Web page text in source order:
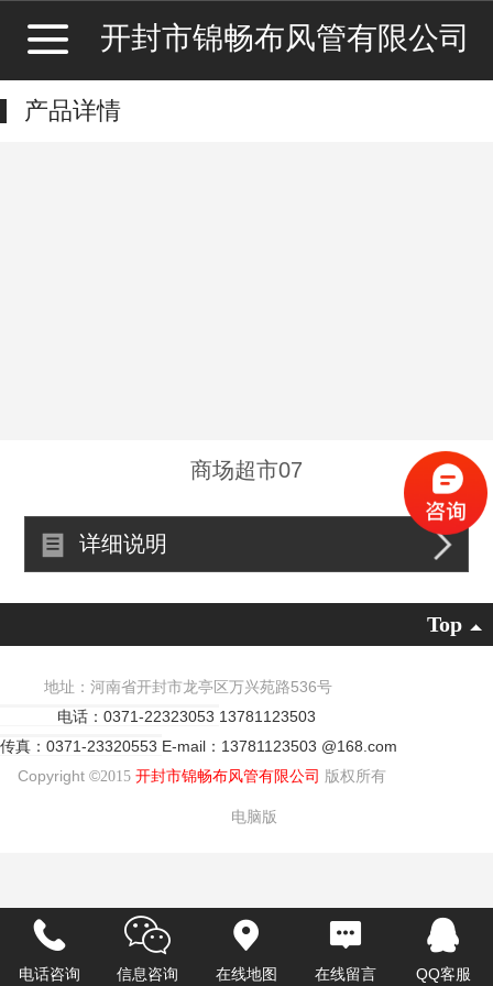
开封市锦畅布风管有限公司
产品详情
商场超市07
详细说明
Top
地址：河南省开封市龙亭区万兴苑路536号
电话：0371-22323053 13781123503
传真：0371-23320553 E-mail：13781123503 @168.com
Copyright ©2015 开封市锦畅布风管有限公司 版权所有
电脑版
电话咨询 信息咨询 在线地图 在线留言 QQ客服